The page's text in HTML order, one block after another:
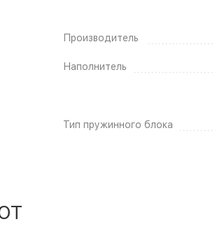
Производитель
Наполнитель
Тип пружинного блока